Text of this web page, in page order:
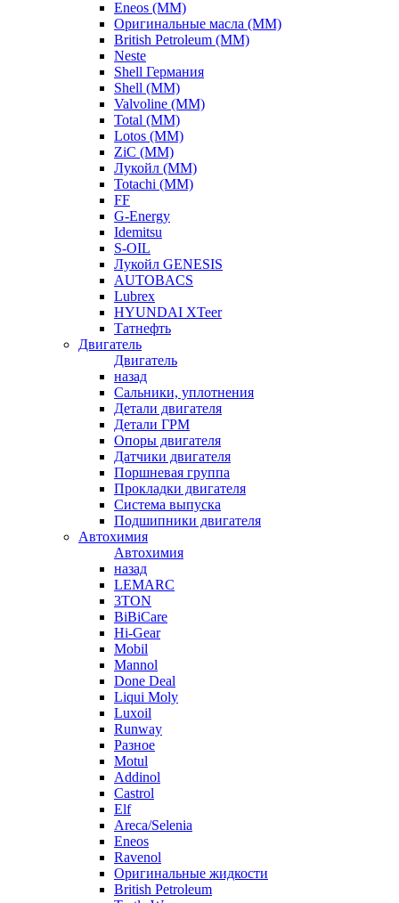
Eneos (ММ)
Оригинальные масла (ММ)
British Petroleum (ММ)
Neste
Shell Германия
Shell (ММ)
Valvoline (ММ)
Total (ММ)
Lotos (ММ)
ZiC (ММ)
Лукойл (ММ)
Totachi (MM)
FF
G-Energy
Idemitsu
S-OIL
Лукойл GENESIS
AUTOBACS
Lubrex
HYUNDAI XTeer
Татнефть
Двигатель
Двигатель
назад
Сальники, уплотнения
Детали двигателя
Детали ГРМ
Опоры двигателя
Датчики двигателя
Поршневая группа
Прокладки двигателя
Система выпуска
Подшипники двигателя
Автохимия
Автохимия
назад
LEMARC
3TON
BiBiCare
Hi-Gear
Mobil
Mannol
Done Deal
Liqui Moly
Luxoil
Runway
Разное
Motul
Addinol
Castrol
Elf
Areca/Selenia
Eneos
Ravenol
Оригинальные жидкости
British Petroleum